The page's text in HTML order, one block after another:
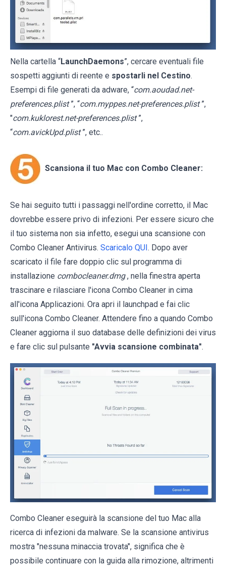
Nella cartella “LaunchDaemons”, cercare eventuali file
sospetti aggiunti di reente e spostarli nel Cestino.
Esempi di file generati da adware, “com.aoudad.net-
preferences.plist ”, “com.myppes.net-preferences.plist ”,
"com.kuklorest.net-preferences.plist ”,
“com.avickUpd.plist ”, etc..
Scansiona il tuo Mac con Combo Cleaner:
Se hai seguito tutti i passaggi nell'ordine corretto, il Mac
dovrebbe essere privo di infezioni. Per essere sicuro che
il tuo sistema non sia infetto, esegui una scansione con
Combo Cleaner Antivirus. Scaricalo QUI. Dopo aver
scaricato il file fare doppio clic sul programma di
installazione combocleaner.dmg , nella finestra aperta
trascinare e rilasciare l'icona Combo Cleaner in cima
all'icona Applicazioni. Ora apri il launchpad e fai clic
sull'icona Combo Cleaner. Attendere fino a quando Combo
Cleaner aggiorna il suo database delle definizioni dei virus
e fare clic sul pulsante "Avvia scansione combinata".
Combo Cleaner eseguirà la scansione del tuo Mac alla
ricerca di infezioni da malware. Se la scansione antivirus
mostra "nessuna minaccia trovata", significa che è
possibile continuare con la guida alla rimozione, altrimenti